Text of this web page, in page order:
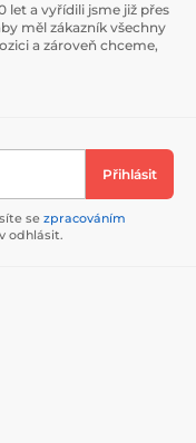
let a vyřídili jsme již přes
měl zákazník všechny
a zároveň chceme,
Přihlásit
se zpracováním
odhlásit.